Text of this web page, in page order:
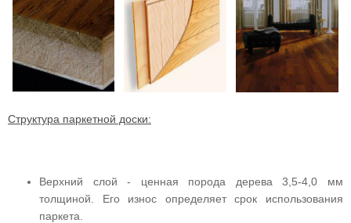
Структура паркетной доски:
Верхний слой - ценная порода дерева 3,5-4,0 мм
толщиной. Его износ определяет срок использования
паркета.